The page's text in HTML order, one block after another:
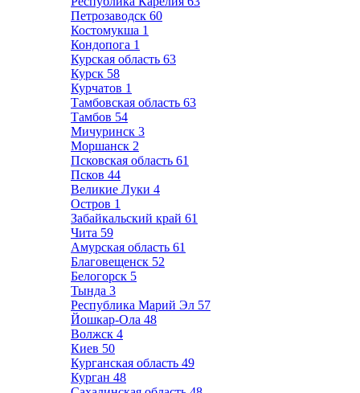
Петрозаводск 60
Костомукша 1
Кондопога 1
Курская область 63
Курск 58
Курчатов 1
Тамбовская область 63
Тамбов 54
Мичуринск 3
Моршанск 2
Псковская область 61
Псков 44
Великие Луки 4
Остров 1
Забайкальский край 61
Чита 59
Амурская область 61
Благовещенск 52
Белогорск 5
Тында 3
Республика Марий Эл 57
Йошкар-Ола 48
Волжск 4
Киев 50
Курганская область 49
Курган 48